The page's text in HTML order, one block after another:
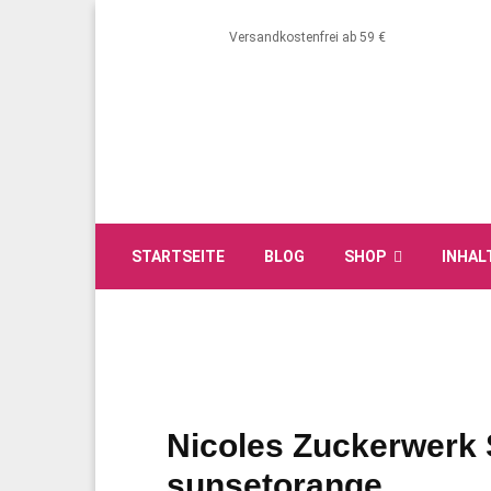
Versandkostenfrei ab 59 €
STARTSEITE BLOG SHOP
Nicoles Zuckerwerk